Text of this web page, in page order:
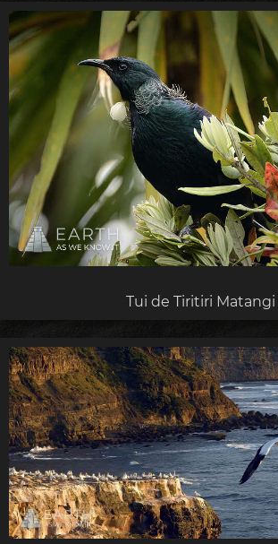
Tui de Tiritiri Matangi